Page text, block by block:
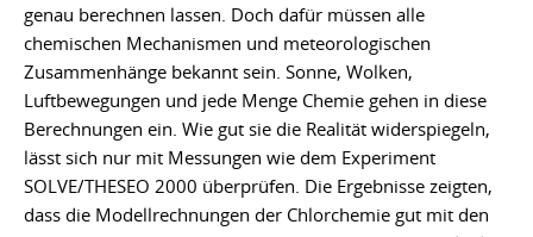
genau berechnen lassen. Doch dafür müssen alle
chemischen Mechanismen und meteorologischen
Zusammenhänge bekannt sein. Sonne, Wolken,
Luftbewegungen und jede Menge Chemie gehen in diese
Berechnungen ein. Wie gut sie die Realität widerspiegeln,
lässt sich nur mit Messungen wie dem Experiment
SOLVE/THESEO 2000 überprüfen. Die Ergebnisse zeigten,
dass die Modellrechnungen der Chlorchemie gut mit den